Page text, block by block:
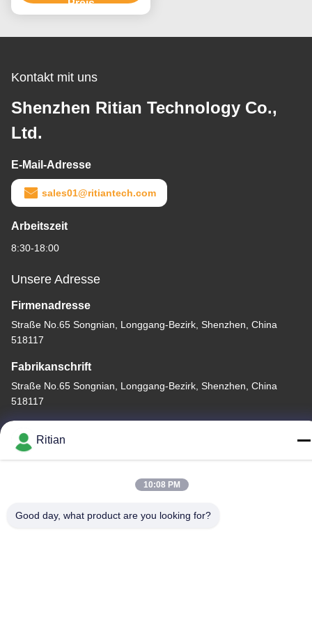
langlebiger Kern für den
medizinischen Geräten
Preis
Kontakt mit uns
Shenzhen Ritian Technology Co.,
Ltd.
E-Mail-Adresse
sales01@ritiantech.com
Arbeitszeit
8:30-18:00
Unsere Adresse
Firmenadresse
Straße No.65 Songnian, Longgang-Bezirk, Shenzhen, China
518117
Fabrikanschrift
Straße No.65 Songnian, Longgang-Bezirk, Shenzhen, China
518117
+86-755-84080323
Ritian
10:08 PM
Good day, what product are you looking for?